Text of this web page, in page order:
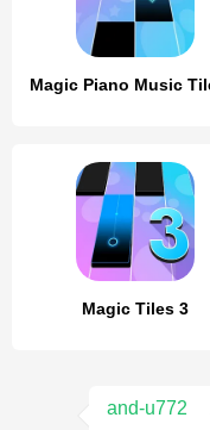
Magic Tiles 3
and-u772